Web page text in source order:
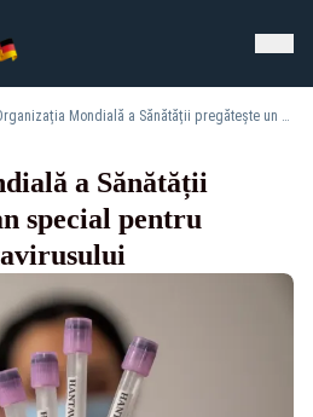
Organizația Mondială a Sănătății pregătește un plan special pentru combaterea hantavirusului
a Sănătății
special pentru